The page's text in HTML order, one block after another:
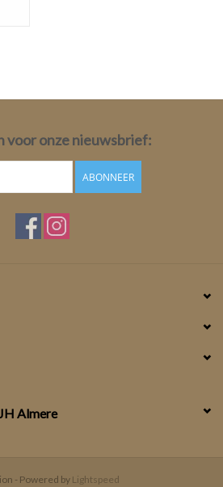
voor onze nieuwsbrief:
ABONNEER
Almere
- Powered by Lightspeed